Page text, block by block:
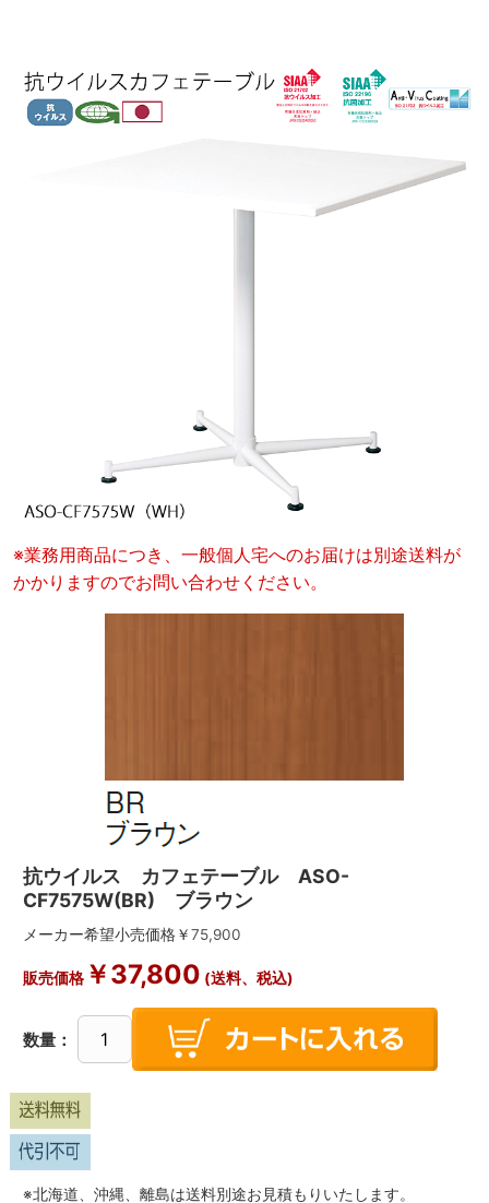
※業務用商品につき、一般個人宅へのお届けは別途送料が
かかりますのでお問い合わせください。
抗ウイルス カフェテーブル ASO-
CF7575W(BR) ブラウン
メーカー希望小売価格￥75,900
販売価格￥37,800 (送料、税込)
数量：
※北海道、沖縄、離島は送料別途お見積もりいたします。